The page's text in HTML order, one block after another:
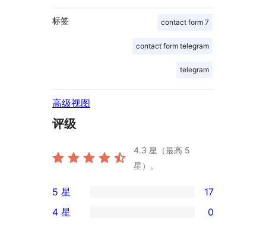
标签 contact form 7
contact form telegram
telegram
高级视图
评级
4.3 星（最高 5
星）。
17
条
5 星 17
4 星 0